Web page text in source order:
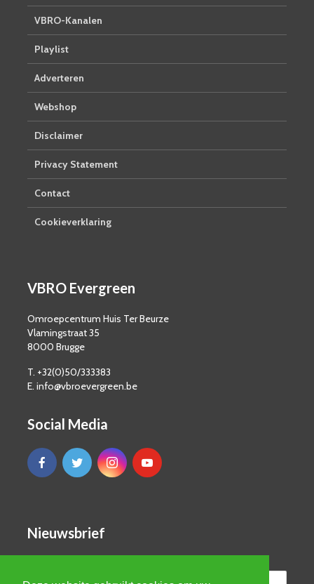
VBRO-Kanalen
Playlist
Adverteren
Webshop
Disclaimer
Privacy Statement
Contact
Cookieverklaring
VBRO Evergreen
Omroepcentrum Huis Ter Beurze
Vlamingstraat 35
8000 Brugge
T. +32(0)50/333383
E. info@vbroevergreen.be
Social Media
Nieuwsbrief